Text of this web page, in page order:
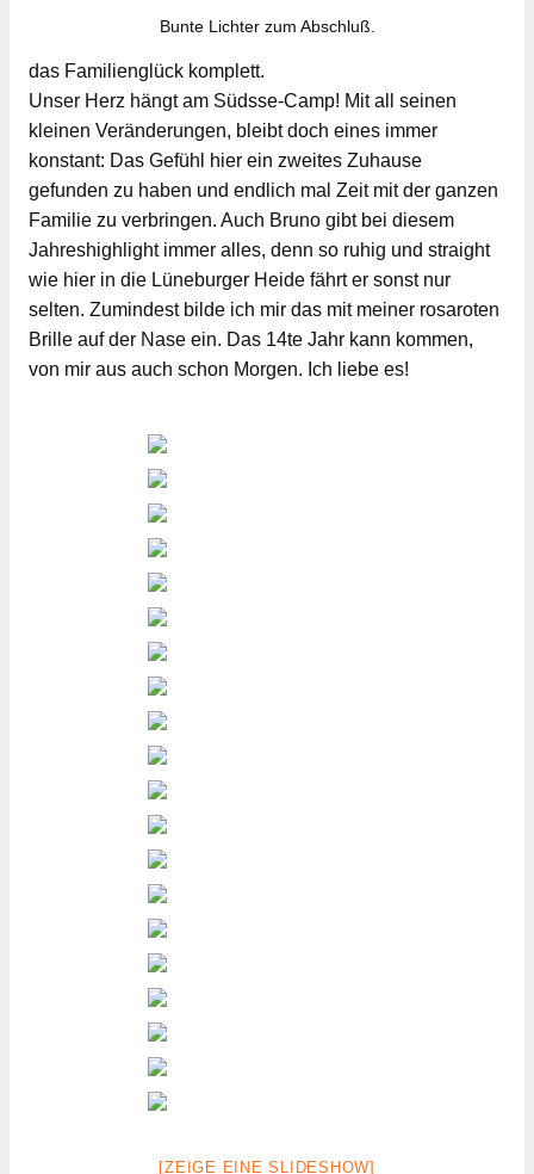
Bunte Lichter zum Abschluß.
das Familienglück komplett.
Unser Herz hängt am Südsse-Camp! Mit all seinen
kleinen Veränderungen, bleibt doch eines immer
konstant: Das Gefühl hier ein zweites Zuhause
gefunden zu haben und endlich mal Zeit mit der ganzen
Familie zu verbringen. Auch Bruno gibt bei diesem
Jahreshighlight immer alles, denn so ruhig und straight
wie hier in die Lüneburger Heide fährt er sonst nur
selten. Zumindest bilde ich mir das mit meiner rosaroten
Brille auf der Nase ein. Das 14te Jahr kann kommen,
von mir aus auch schon Morgen. Ich liebe es!
[ZEIGE EINE SLIDESHOW]